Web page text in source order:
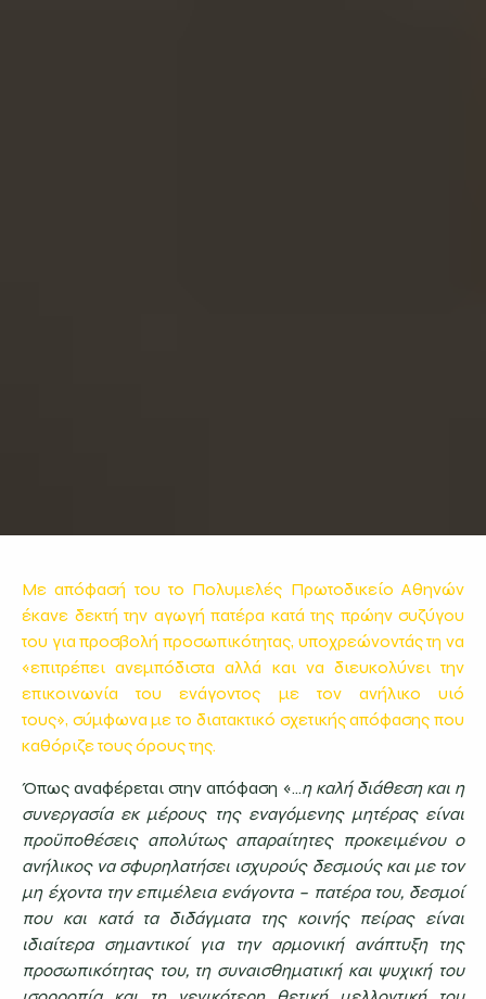
Με απόφασή του το Πολυμελές Πρωτοδικείο Αθηνών
έκανε δεκτή την αγωγή πατέρα κατά της πρώην συζύγου
του για προσβολή προσωπικότητας, υποχρεώνοντάς τη να
«επιτρέπει ανεμπόδιστα αλλά και να διευκολύνει την
επικοινωνία του ενάγοντος με τον ανήλικο υιό
τους», σύμφωνα με το διατακτικό σχετικής απόφασης που
καθόριζε τους όρους της.
Όπως αναφέρεται στην απόφαση «…η καλή διάθεση και η
συνεργασία εκ μέρους της εναγόμενης μητέρας είναι
προϋποθέσεις απολύτως απαραίτητες προκειμένου ο
ανήλικος να σφυρηλατήσει ισχυρούς δεσμούς και με τον
μη έχοντα την επιμέλεια ενάγοντα – πατέρα του, δεσμοί
που και κατά τα διδάγματα της κοινής πείρας είναι
ιδιαίτερα σημαντικοί για την αρμονική ανάπτυξη της
προσωπικότητας του, τη συναισθηματική και ψυχική του